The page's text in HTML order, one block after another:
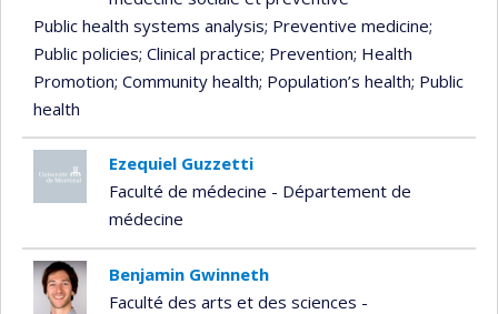
Public health systems analysis; Preventive medicine;
Public policies; Clinical practice; Prevention; Health
Promotion; Community health; Population’s health; Public
health
Ezequiel Guzzetti
Faculté de médecine - Département de
médecine
Benjamin Gwinneth
Faculté des arts et des sciences -